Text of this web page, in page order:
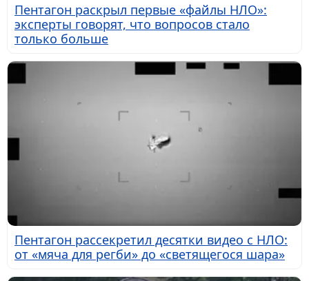
Пентагон раскрыл первые «файлы НЛО»:
эксперты говорят, что вопросов стало
только больше
Пентагон рассекретил десятки видео с НЛО:
от «мяча для регби» до «светящегося шара»